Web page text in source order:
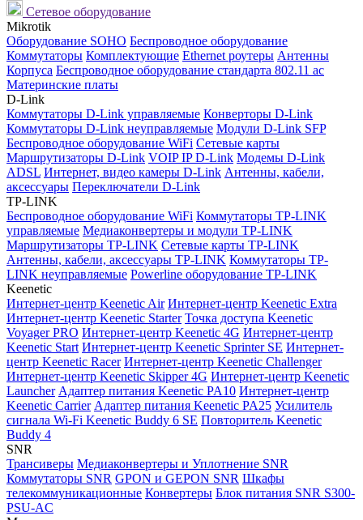
Сетевое оборудование
Mikrotik
Оборудование SOHO Беспроводное оборудование
Коммутаторы Комплектующие Ethernet роутеры Антенны
Корпуса Беспроводное оборудование стандарта 802.11 ас
Материнские платы
D-Link
Коммутаторы D-Link управляемые Конверторы D-Link
Коммутаторы D-Link неуправляемые Модули D-Link SFP
Беспроводное оборудование WiFi Сетевые карты
Маршрутизаторы D-Link VOIP IP D-Link Модемы D-Link
ADSL Интернет, видео камеры D-Link Антенны, кабели,
аксессуары Переключатели D-Link
TP-LINK
Беспроводное оборудование WiFi Коммутаторы TP-LINK
управляемые Медиаконвертеры и модули TP-LINK
Маршрутизаторы TP-LINK Сетевые карты TP-LINK
Антенны, кабели, аксессуары TP-LINK Коммутаторы TP-
LINK неуправляемые Powerline оборудование TP-LINK
Keenetic
Интернет-центр Keenetic Air Интернет-центр Keenetic Extra
Интернет-центр Keenetic Starter Точка доступа Keenetic
Voyager PRO Интернет-центр Keenetic 4G Интернет-центр
Keenetic Start Интернет-центр Keenetic Sprinter SE Интернет-
центр Keenetic Racer Интернет-центр Keenetic Challenger
Интернет-центр Keenetic Skipper 4G Интернет-центр Keenetic
Launcher Адаптер питания Keenetic PA10 Интернет-центр
Keenetic Carrier Адаптер питания Keenetic PA25 Усилитель
сигнала Wi-Fi Keenetic Buddy 6 SE Повторитель Keenetic
Buddy 4
SNR
Трансиверы Медиаконвертеры и Уплотнение SNR
Коммутаторы SNR GPON и GEPON SNR Шкафы
телекоммуникационные Конвертеры Блок питания SNR S300-
PSU-AC